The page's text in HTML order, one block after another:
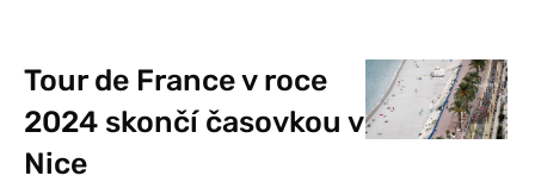
Tour de France v roce
2024 skončí časovkou v
Nice